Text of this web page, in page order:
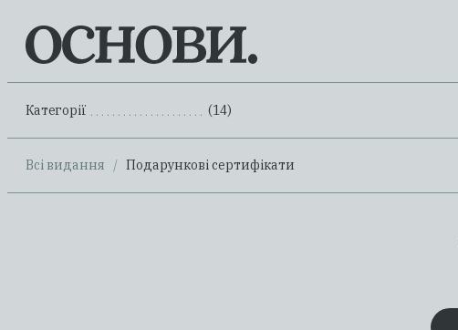
Категорії (14)
Всі видання / Подарункові сертифікати